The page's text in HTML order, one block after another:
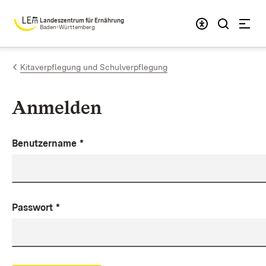
Zum Inhalt springen
Landeszentrum für Ernährung
Baden-Württemberg
Kitaverpflegung und Schulverpflegung
Anmelden
Benutzername *
Passwort *